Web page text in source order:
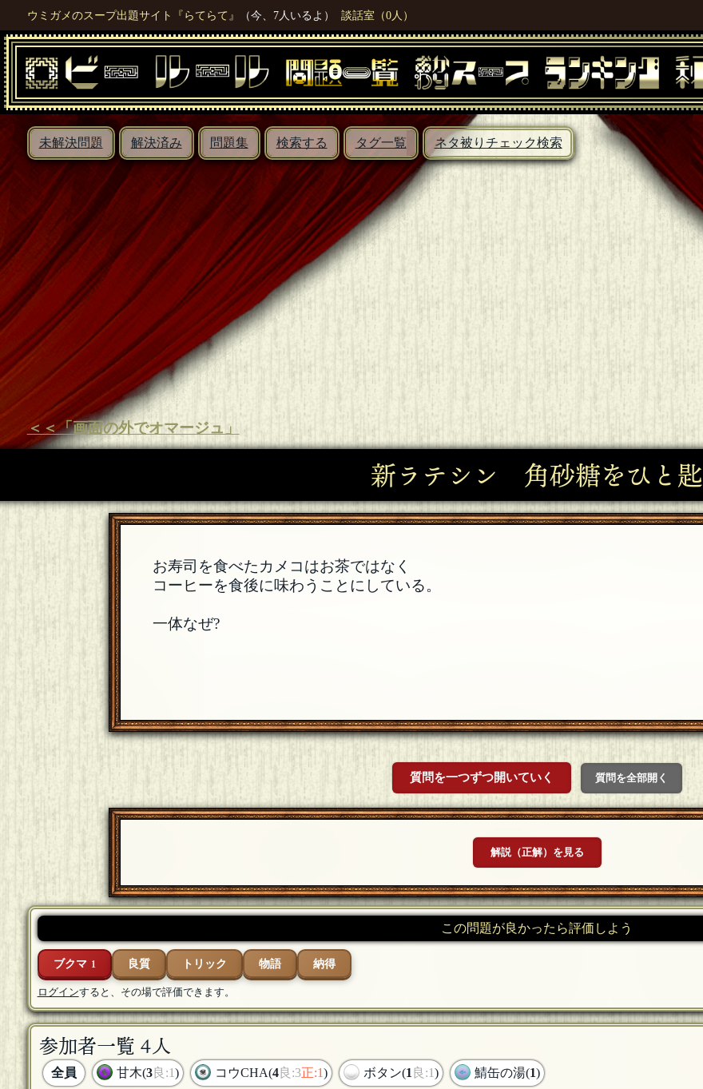
ウミガメのスープ出題サイト『らてらて』 （今、7人いるよ） 談話室（0人）
未解決問題 解決済み 問題集 検索する タグ一覧 ネタ被りチェック検索
＜＜「画面の外でオマージュ」
新ラテシン 角砂糖をひと匙
お寿司を食べたカメコはお茶ではなく
コーヒーを食後に味わうことにしている。
一体なぜ?
質問を一つずつ開いていく 質問を全部開く
解説（正解）を見る
この問題が良かったら評価しよう
ブクマ 1 良質 トリック 物語 納得
ログインすると、その場で評価できます。
参加者一覧 4人
全員 甘木(3良:1) コウCHA(4良:3正:1) ボタン(1良:1) 鯖缶の湯(1)